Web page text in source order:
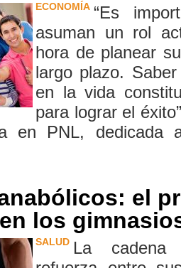
ECONOMÍA “Es
asuman un rol
hora de planear
largo plazo.
en la vida
para lograr el
en PNL, dedicada
el
los
SALUD La cadena